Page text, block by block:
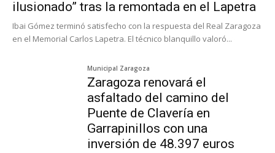
ilusionado” tras la remontada en el Lapetra
Ibai Gómez terminó satisfecho con la respuesta del Real Zaragoza
en el Memorial Carlos Lapetra. El técnico blanquillo valoró...
Municipal Zaragoza
Zaragoza renovará el
asfaltado del camino del
Puente de Clavería en
Garrapinillos con una
inversión de 48.397 euros